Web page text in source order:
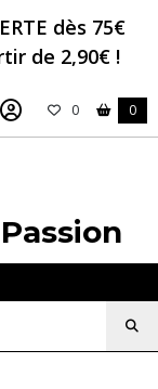
dès 75€
de 2,90€ !
0 0